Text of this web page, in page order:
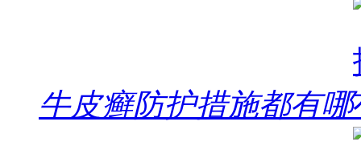
牛皮癣防护措施都有哪